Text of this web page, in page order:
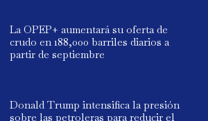
La OPEP+ aumentará su oferta de
crudo en 188,000 barriles diarios a
partir de septiembre
Donald Trump intensifica la presión
sobre las petroleras para reducir el